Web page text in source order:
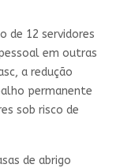
de 12 servidores
em outras
a redução
permanente
sob risco de
de abrigo